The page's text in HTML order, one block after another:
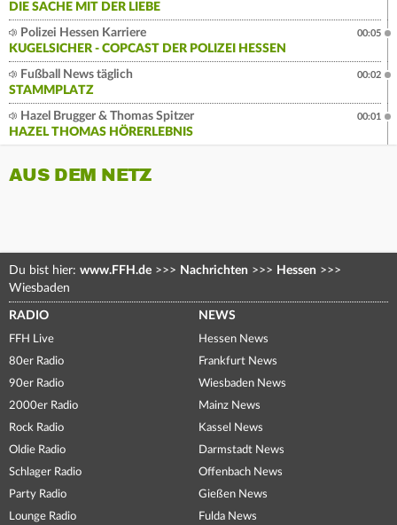
DIE SACHE MIT DER LIEBE
Polizei Hessen Karriere
KUGELSICHER - COPCAST DER POLIZEI HESSEN
00:05
Fußball News täglich
STAMMPLATZ
00:02
Hazel Brugger & Thomas Spitzer
HAZEL THOMAS HÖRERLEBNIS
00:01
AUS DEM NETZ
Du bist hier: www.FFH.de >>> Nachrichten >>> Hessen >>>
Wiesbaden
RADIO
FFH Live
80er Radio
90er Radio
2000er Radio
Rock Radio
Oldie Radio
Schlager Radio
Party Radio
Lounge Radio
NEWS
Hessen News
Frankfurt News
Wiesbaden News
Mainz News
Kassel News
Darmstadt News
Offenbach News
Gießen News
Fulda News